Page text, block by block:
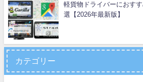
軽貨物ドライバーにおす
選【2026年最新版】
カテゴリー